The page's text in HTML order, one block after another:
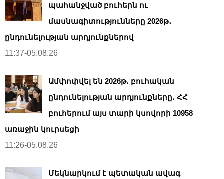
պահանջված բուհերն ու
մասնագիտությունները 2026թ․
ընդունելության արդյունքներով
11:37-05.08.26
Ամփոփվել են 2026թ․ բուհական
ընդունելության արդյունքները․ ՀՀ
բուհերում այս տարի կսովորի 10958
առաջին կուրսեցի
11:26-05.08.26
Մեկնարկում է պետական ավագ